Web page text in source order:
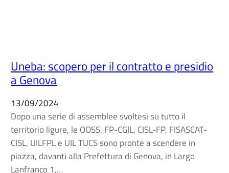
Uneba: scopero per il contratto e presidio
a Genova
13/09/2024
Dopo una serie di assemblee svoltesi su tutto il
territorio ligure, le OOSS. FP-CGIL, CISL-FP, FISASCAT-
CISL, UILFPL e UIL TUCS sono pronte a scendere in
piazza, davanti alla Prefettura di Genova, in Largo
Lanfranco 1,…